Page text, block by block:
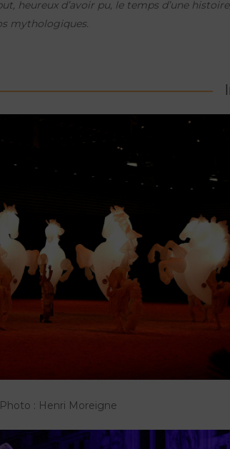
heureux d’avoir pu, le temps d’une
mythologiques.
Photo : Henri Moreigne